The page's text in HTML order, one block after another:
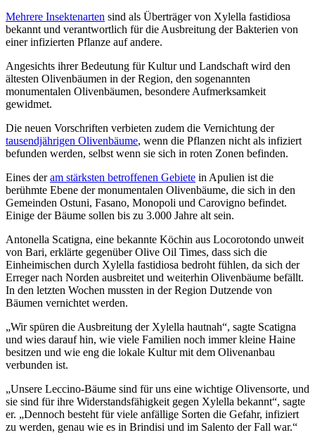
Mehrere Insektenarten sind als Überträger von Xylella fastidiosa
bekannt und verantwortlich für die Ausbreitung der Bakterien von
einer infizierten Pflanze auf andere.
Angesichts ihrer Bedeutung für Kultur und Landschaft wird den
ältesten Olivenbäumen in der Region, den sogenannten
monumentalen Olivenbäumen, besondere Aufmerksamkeit
gewidmet.
Die neuen Vorschriften verbieten zudem die Vernichtung der
tausendjährigen Olivenbäume, wenn die Pflanzen nicht als infiziert
befunden werden, selbst wenn sie sich in roten Zonen befinden.
Eines deram stärksten betroffenen Gebiete in Apulien ist die
berühmte Ebene der monumentalen Olivenbäume, die sich in den
Gemeinden Ostuni, Fasano, Monopoli und Carovigno befindet.
Einige der Bäume sollen bis zu 3.000 Jahre alt sein.
Antonella Scatigna, eine bekannte Köchin aus Locorotondo unweit
von Bari, erklärte gegenüber Olive Oil Times, dass sich die
Einheimischen durch Xylella fastidiosa bedroht fühlen, da sich der
Erreger nach Norden ausbreitet und weiterhin Olivenbäume befällt.
In den letzten Wochen mussten in der Region Dutzende von
Bäumen vernichtet werden.
„Wir spüren die Ausbreitung der Xylella hautnah“, sagte Scatigna
und wies darauf hin, wie viele Familien noch immer kleine Haine
besitzen und wie eng die lokale Kultur mit dem Olivenanbau
verbunden ist.
„Unsere Leccino-Bäume sind für uns eine wichtige Olivensorte, und
sie sind für ihre Widerstandsfähigkeit gegen Xylella bekannt“, sagte
er. „Dennoch besteht für viele anfällige Sorten die Gefahr, infiziert
zu werden, genau wie es in Brindisi und im Salento der Fall war.“